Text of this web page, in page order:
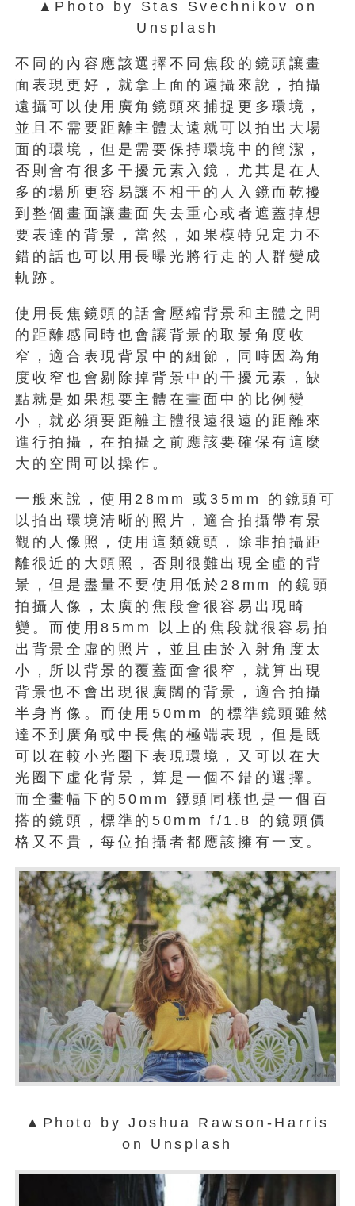
▲Photo by Stas Svechnikov on
Unsplash
不同的內容應該選擇不同焦段的鏡頭讓畫
面表現更好，就拿上面的遠攝來說，拍攝
遠攝可以使用廣角鏡頭來捕捉更多環境，
並且不需要距離主體太遠就可以拍出大場
面的環境，但是需要保持環境中的簡潔，
否則會有很多干擾元素入鏡，尤其是在人
多的場所更容易讓不相干的人入鏡而乾擾
到整個畫面讓畫面失去重心或者遮蓋掉想
要表達的背景，當然，如果模特兒定力不
錯的話也可以用長曝光將行走的人群變成
軌跡。
使用長焦鏡頭的話會壓縮背景和主體之間
的距離感同時也會讓背景的取景角度收
窄，適合表現背景中的細節，同時因為角
度收窄也會剔除掉背景中的干擾元素，缺
點就是如果想要主體在畫面中的比例變
小，就必須要距離主體很遠很遠的距離來
進行拍攝，在拍攝之前應該要確保有這麼
大的空間可以操作。
一般來說，使用28mm 或35mm 的鏡頭可
以拍出環境清晰的照片，適合拍攝帶有景
觀的人像照，使用這類鏡頭，除非拍攝距
離很近的大頭照，否則很難出現全虛的背
景，但是盡量不要使用低於28mm 的鏡頭
拍攝人像，太廣的焦段會很容易出現畸
變。而使用85mm 以上的焦段就很容易拍
出背景全虛的照片，並且由於入射角度太
小，所以背景的覆蓋面會很窄，就算出現
背景也不會出現很廣闊的背景，適合拍攝
半身肖像。而使用50mm 的標準鏡頭雖然
達不到廣角或中長焦的極端表現，但是既
可以在較小光圈下表現環境，又可以在大
光圈下虛化背景，算是一個不錯的選擇。
而全畫幅下的50mm 鏡頭同樣也是一個百
搭的鏡頭，標準的50mm f/1.8 的鏡頭價
格又不貴，每位拍攝者都應該擁有一支。
▲Photo by Joshua Rawson-Harris
on Unsplash